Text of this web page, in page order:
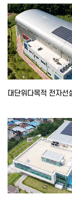
대단위다목적 전자선